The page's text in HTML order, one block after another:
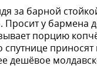
за барной
у бармена
порцию
спутнице
дешёвое